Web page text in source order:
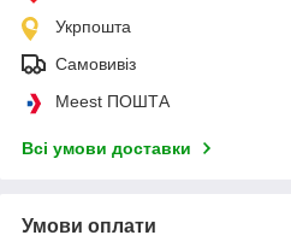
Укрпошта
Самовивіз
Meest ПОШТА
Всі умови доставки
Умови оплати